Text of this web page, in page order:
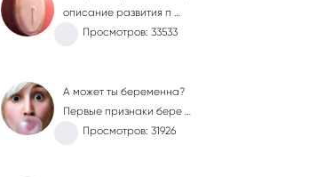
описание развития п …
Просмотров: 33533
А может ты беременна?
Первые признаки бере …
Просмотров: 31926